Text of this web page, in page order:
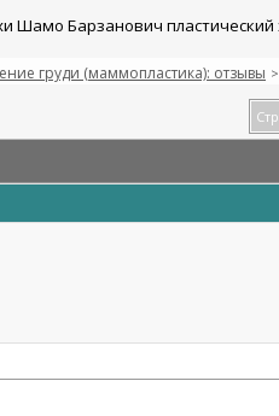
груди (маммопластика): отзывы >